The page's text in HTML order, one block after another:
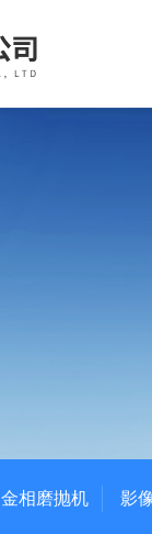
金相磨抛机 影